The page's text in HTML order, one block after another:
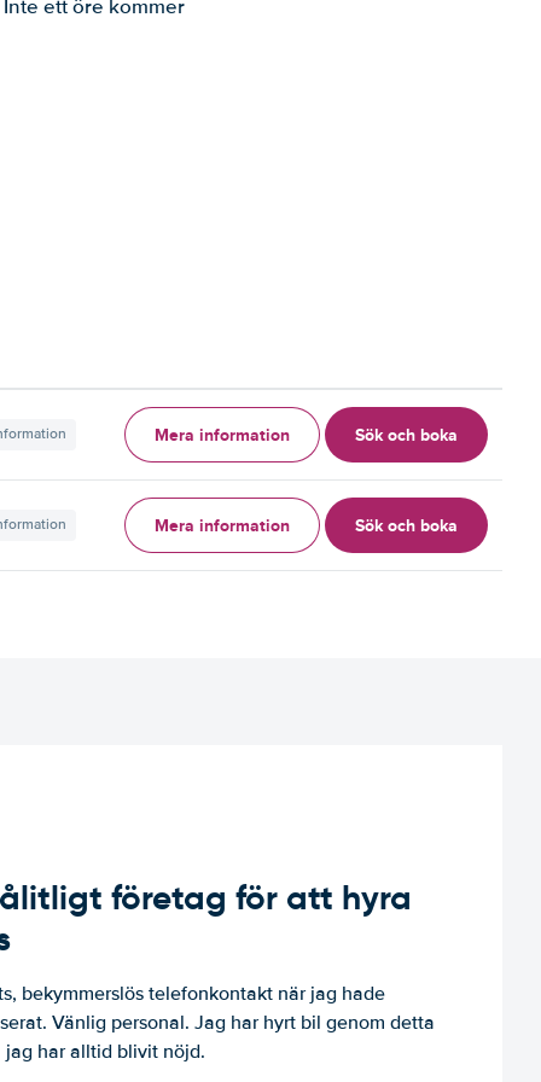
ett öre kommer
Mera information Sök och boka
Mera information Sök och boka
företag för att hyra
bekymmerslös telefonkontakt när jag hade
Vänlig personal. Jag har hyrt bil genom detta
har alltid blivit nöjd.